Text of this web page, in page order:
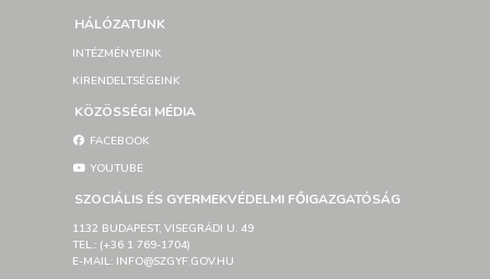
HÁLÓZATUNK
INTÉZMÉNYEINK
KIRENDELTSÉGEINK
KÖZÖSSÉGI MÉDIA
FACEBOOK
YOUTUBE
SZOCIÁLIS ÉS GYERMEKVÉDELMI FŐIGAZGATÓSÁG
1132 BUDAPEST, VISEGRÁDI U. 49
TEL.: (+36 1 769-1704)
E-MAIL: INFO@SZGYF.GOV.HU